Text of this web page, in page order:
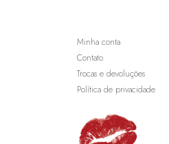
Minha conta
Contato
Trocas e devoluções
Política de privacidade